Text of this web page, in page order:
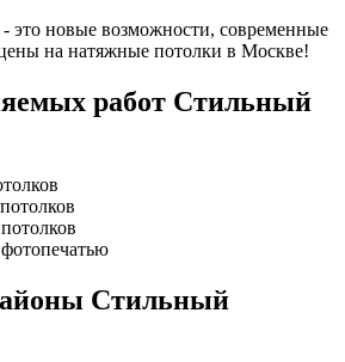
это новые возможности, современные
на натяжные потолки в Москве!
работ Стильный
Стильный